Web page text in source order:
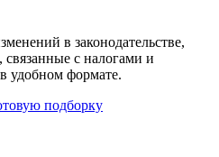
в законодательстве,
связанные с налогами и
удобном формате.
подборку